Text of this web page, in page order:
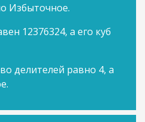
Избыточное.
12376324, а его куб
делителей равно 4, а